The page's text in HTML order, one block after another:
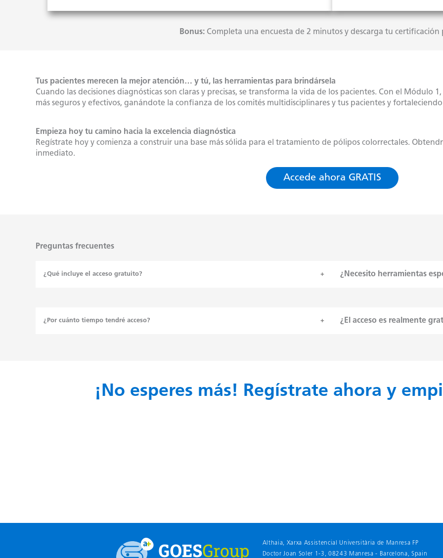
Bonus: Completa una encuesta de 2 minutos y descarga tu certificación
Tus pacientes merecen la mejor atención… y tú, las herramientas para brindársela
Cuando las decisiones diagnósticas son claras y precisas, se transforma la vida de los pacientes. Con el Módulo
más seguros y efectivos, ganándote la confianza de los comités multidisciplinares y tus pacientes y
Empieza hoy tu camino hacia la excelencia diagnóstica
Regístrate hoy y comienza a construir una base más sólida para el tratamiento de pólipos colorrectales.
inmediato.
Accede ahora GRATIS
Preguntas frecuentes
¿Qué incluye el acceso gratuito? ¿Necesito herramientas
¿Por cuánto tiempo tendré acceso? ¿El acceso es realmente
¡No esperes más! Regístrate ahora y
Althaia, Xarxa Assistencial Universitària de Manresa FP
Doctor Joan Soler 1-3, 08243 Manresa - Barcelona, Spain